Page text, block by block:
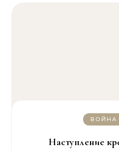
ВОЙНА
Наступление